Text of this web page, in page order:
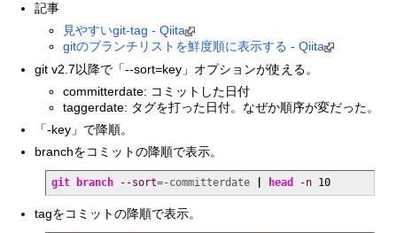
記事
見やすいgit-tag - Qiita
gitのブランチリストを鮮度順に表示する - Qiita
git v2.7以降で「--sort=key」オプションが使える。
committerdate: コミットした日付
taggerdate: タグを打った日付。なぜか順序が変だった。
「-key」で降順。
branchをコミットの降順で表示。
git branch --sort=-committerdate head -n 10
tagをコミットの降順で表示。